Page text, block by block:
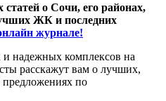
о Сочи, его районах,
ЖК и последних
журнале!
надежных комплексов на
расскажут вам о лучших,
по